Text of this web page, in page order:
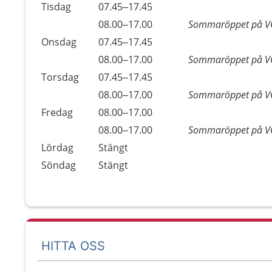
Tisdag
07.45–17.45
08.00–17.00
Sommaröppet på
Onsdag
07.45–17.45
08.00–17.00
Sommaröppet på
Torsdag
07.45–17.45
08.00–17.00
Sommaröppet på
Fredag
08.00–17.00
08.00–17.00
Sommaröppet på
Lördag
Stängt
Söndag
Stängt
HITTA OSS